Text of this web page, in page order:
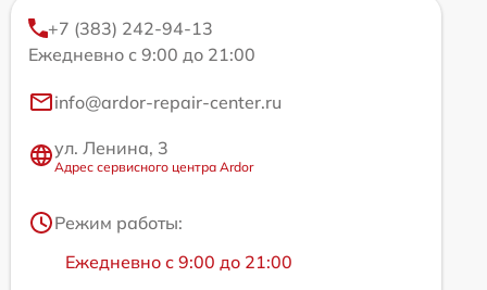
+7 (383) 242-94-13
Ежедневно с 9:00 до 21:00
info@ardor-repair-center.ru
ул. Ленина, 3
Адрес сервисного центра Ardor
Режим работы:
Ежедневно с 9:00 до 21:00